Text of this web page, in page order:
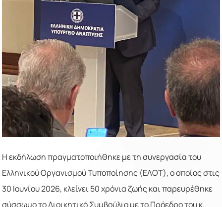
Η εκδήλωση πραγματοποιήθηκε με τη συνεργασία του
Ελληνικού Οργανισμού Τυποποίησης (ΕΛΟΤ), ο οποίος στις
30 Ιουνίου 2026, κλείνει 50 χρόνια ζωής και παρευρέθηκε
σύσσωμο το Διοικητικό Συμβούλιο με το Πρόεδρο του κ.